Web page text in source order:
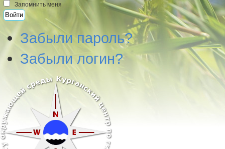
Запомнить меня
Забыли пароль?
Забыли логин?